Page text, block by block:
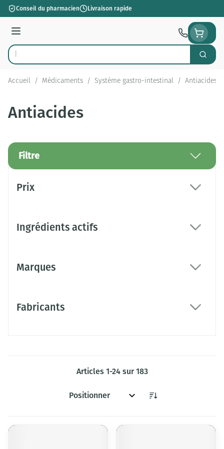
Aller au contenu
Conseil du pharmacien Livraison rapide
Menu
Rechercher
Accueil / Médicaments / Système gastro-intestinal / Antiacides
Antiacides
Filtre
Prix
Ingrédients actifs
Marques
Fabricants
Articles 1-24sur183
Trier par: